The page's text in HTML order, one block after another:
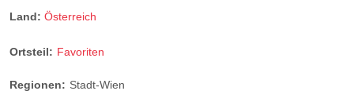
Land: Österreich
Ortsteil: Favoriten
Regionen: Stadt-Wien